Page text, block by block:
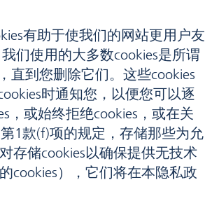
有助于使我们的网站更用户友
们使用的大多数cookies是所谓
直到您删除它们。这些cookies
时通知您，以便您可以逐
，或始终拒绝cookies，或在关
1款(f)项的规定，存储那些为允
存储cookies以确保提供无技术
cookies），它们将在本隐私政